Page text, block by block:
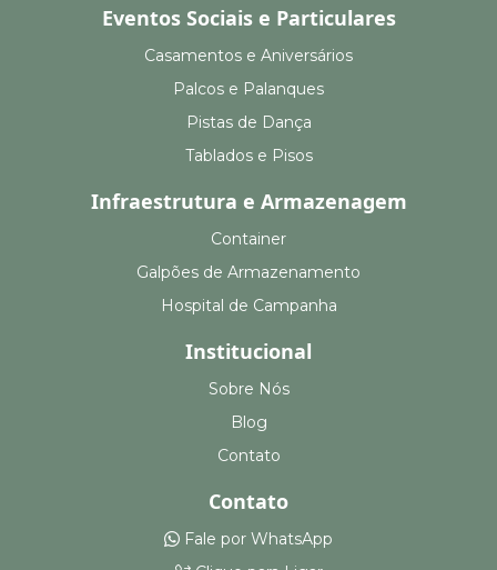
Eventos Sociais e Particulares
Casamentos e Aniversários
Palcos e Palanques
Pistas de Dança
Tablados e Pisos
Infraestrutura e Armazenagem
Container
Galpões de Armazenamento
Hospital de Campanha
Institucional
Sobre Nós
Blog
Contato
Contato
Fale por WhatsApp